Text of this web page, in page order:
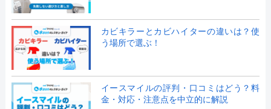
カビキラーとカビハイターの違いは？使
う場所で選ぶ！
イースマイルの評判・口コミはどう？料
金・対応・注意点を中立的に解説